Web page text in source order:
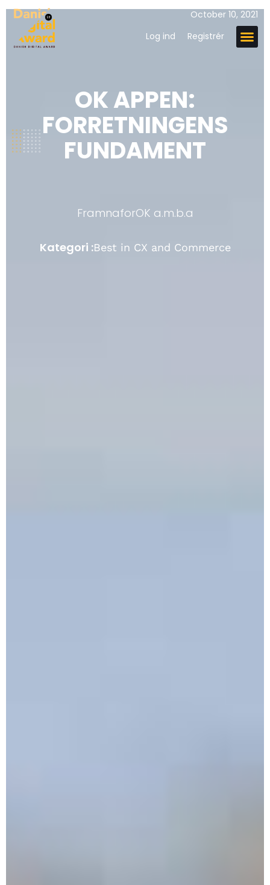
October 10, 2021
Log ind
Registrér
OK APPEN:
FORRETNINGENS
FUNDAMENT
FramnaforOK a.m.b.a
Kategori :Best in CX and Commerce